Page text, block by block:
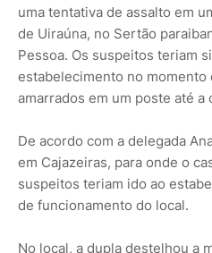
uma tentativa de assalto em
de Uiraúna, no Sertão
Pessoa. Os suspeitos teriam
estabelecimento no momento
amarrados em um poste até a
De acordo com a delegada
em Cajazeiras, para onde o
suspeitos teriam ido ao
de funcionamento do local.
No local, a dupla destelhou a